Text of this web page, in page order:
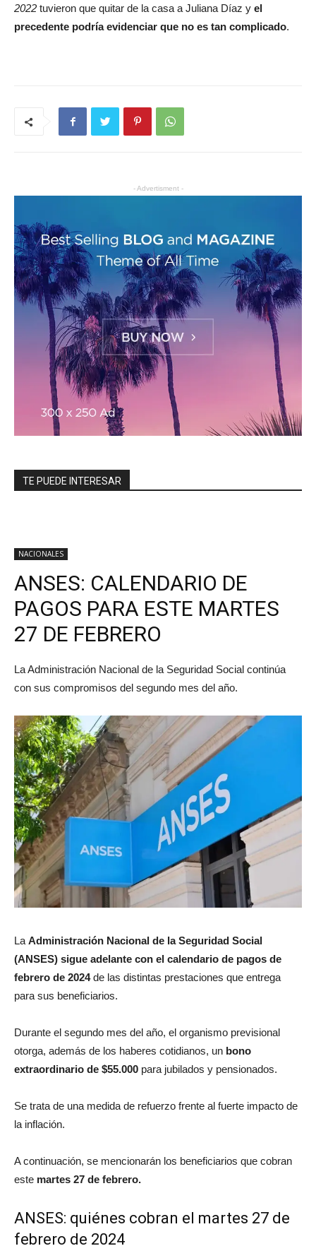
2022 tuvieron que quitar de la casa a Juliana Díaz y el
precedente podría evidenciar que no es tan complicado.
- Advertisment -
TE PUEDE INTERESAR